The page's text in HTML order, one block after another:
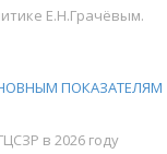
Е.Н.Грачёвым.
ПОКАЗАТЕЛЯМ
в 2026 году